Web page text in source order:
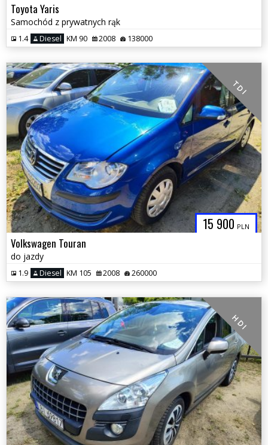
Toyota Yaris
Samochód z prywatnych rąk
1.4 Diesel KM 90 2008 138000
15 900 PLN
T D I
Volkswagen Touran
do jazdy
1.9 Diesel KM 105 2008 260000
H D I